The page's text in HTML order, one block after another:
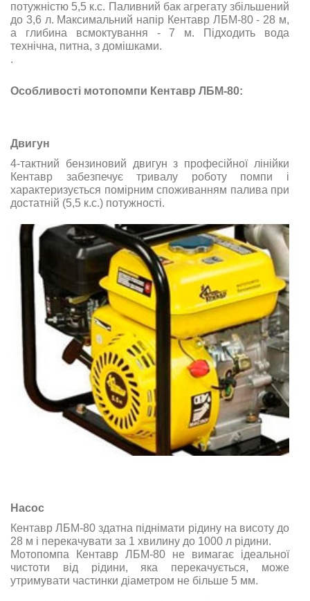
потужністю 5,5 к.с. Паливний бак агрегату збільшений
до 3,6 л. Максимальний напір Кентавр ЛБМ-80 - 28 м,
а глибина всмоктування - 7 м. Підходить вода
технічна, питна, з домішками.
.
Особливості мотопомпи Кентавр ЛБМ-80:
Двигун
4-тактний бензиновий двигун з професійної лінійки
Кентавр забезпечує тривалу роботу помпи і
характеризується помірним споживанням палива при
достатній (5,5 к.с.) потужності.
Насос
Кентавр ЛБМ-80 здатна піднімати рідину на висоту до
28 м і перекачувати за 1 хвилину до 1000 л рідини.
Мотопомпа Кентавр ЛБМ-80 не вимагає ідеальної
чистоти від рідини, яка перекачується, може
утримувати частинки діаметром не більше 5 мм.